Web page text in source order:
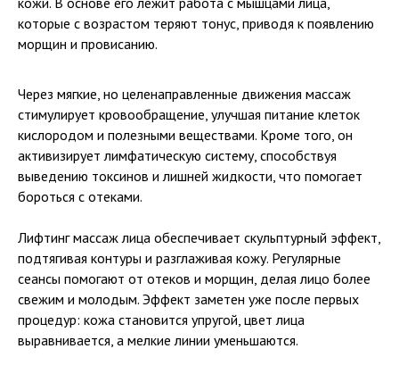
которые с возрастом теряют тонус, приводя к появлению
морщин и провисанию.
Через мягкие, но целенаправленные движения массаж
стимулирует кровообращение, улучшая питание клеток
кислородом и полезными веществами. Кроме того, он
активизирует лимфатическую систему, способствуя
выведению токсинов и лишней жидкости, что помогает
бороться с отеками.
Лифтинг массаж лица обеспечивает скульптурный эффект,
подтягивая контуры и разглаживая кожу. Регулярные
сеансы помогают от отеков и морщин, делая лицо более
свежим и молодым. Эффект заметен уже после первых
процедур: кожа становится упругой, цвет лица
выравнивается, а мелкие линии уменьшаются.